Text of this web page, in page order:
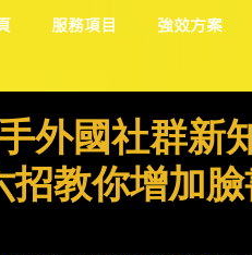
服務項目 強效方案
外國社群新
招教你增加